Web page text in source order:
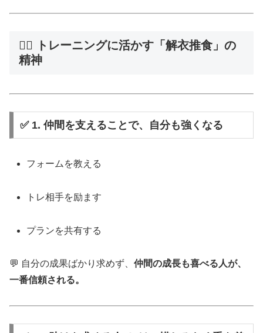
🏋️‍♂️ トレーニングに活かす「解衣推食」の
精神
✅ 1. 仲間を支えることで、自分も強くなる
フォームを教える
トレ相手を励ます
プランを共有する
💬 自分の成果ばかり求めず、 仲間の成長も喜べる人が、
一番信頼される。